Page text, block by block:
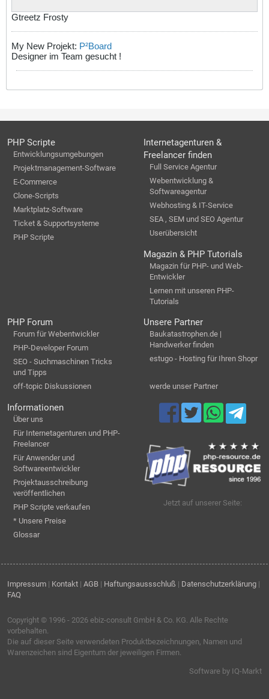
Gtreetz Frosty
My New Projekt: P²Board
Designer im Team gesucht !
PHP Scripte
Entwicklungsumgebungen
Projektmanagement-Software
E-Commerce
Clone-Scripts
Marktplatz-Software
Ticket & Supportsysteme
PHP Scripte
Internetagenturen &
Freelancer finden
Full Service Agentur
Webentwicklung &
Softwareagentur
Webhosting & IT-Service
SEA , SEM und SEO Agentur
Userübersicht
Magazin & PHP Tutorials
Magazin für PHP- und Web-
Entwickler
Lernen mit unseren PHP-
Tutorials
PHP Forum
Forum für Webentwickler
PHP-Developer Forum
SEO - Suchmaschinen Tricks
und Tipps
off-topic Diskussionen
Unsere Partner
Baukatastrophen.de |
Handwerker finden
estugo - Hosting für Ihren Shopr
werde unser Partner
Informationen
Über uns
Für Internetagenturen und PHP-
Freelancer
Für Anwender und
Softwareentwickler
Projektausschreibung
veröffentlichen
PHP Scripte verkaufen
* Unsere Preise
Glossar
Jetzt auf unserer Seite:
Impressum | Kontakt | AGB | Haftungsaussschluß | Datenschutzerklärung |
FAQ
Copyright © 1996 - 2026 ebiz-consult GmbH & Co. KG. Alle Rechte
vorbehalten.
Die auf dieser Seite verwendeten Produktbezeichnungen, Namen und
Warenzeichen sind Eigentum der jeweiligen Firmen.
Software by IQ-Markt